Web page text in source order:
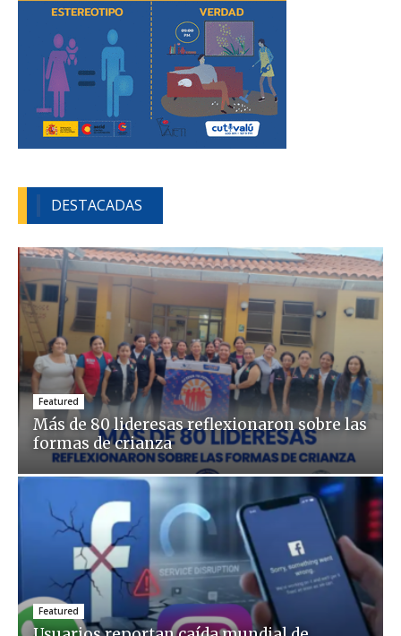
DESTACADAS
Featured
Más de 80 lideresas reflexionaron sobre las
formas de crianza
Featured